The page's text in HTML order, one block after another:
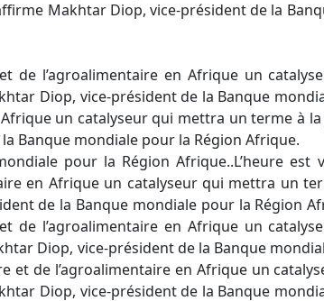
Makhtar Diop, vice-président de la
de l’agroalimentaire en Afrique un
Diop, vice-président de la Banque
un catalyseur qui mettra un terme à
Banque mondiale pour la Région Afrique.
pour la Région Afrique..L’heure est
en Afrique un catalyseur qui mettra un
de la Banque mondiale pour la Région
de l’agroalimentaire en Afrique un
Diop, vice-président de la Banque
et de l’agroalimentaire en Afrique un
Diop, vice-président de la Banque